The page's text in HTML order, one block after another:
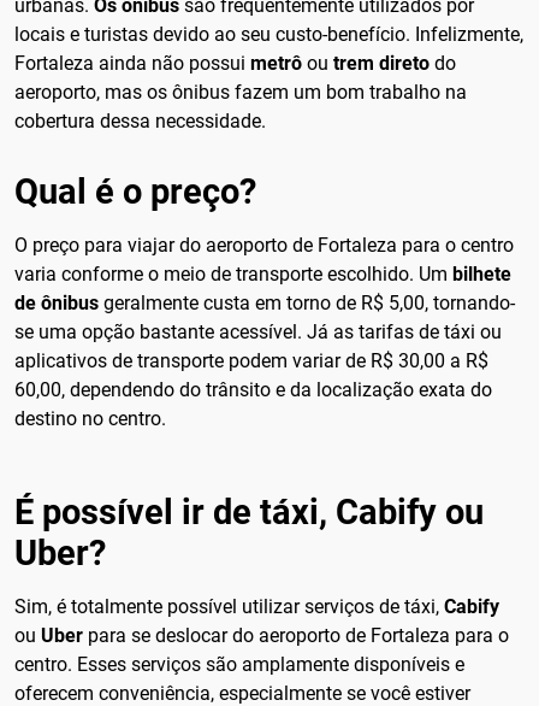
urbanas. Os ônibus são frequentemente utilizados por
locais e turistas devido ao seu custo-benefício. Infelizmente,
Fortaleza ainda não possui metrô ou trem direto do
aeroporto, mas os ônibus fazem um bom trabalho na
cobertura dessa necessidade.
Qual é o preço?
O preço para viajar do aeroporto de Fortaleza para o centro
varia conforme o meio de transporte escolhido. Um bilhete
de ônibus geralmente custa em torno de R$ 5,00, tornando-
se uma opção bastante acessível. Já as tarifas de táxi ou
aplicativos de transporte podem variar de R$ 30,00 a R$
60,00, dependendo do trânsito e da localização exata do
destino no centro.
É possível ir de táxi, Cabify ou
Uber?
Sim, é totalmente possível utilizar serviços de táxi, Cabify
ou Uber para se deslocar do aeroporto de Fortaleza para o
centro. Esses serviços são amplamente disponíveis e
oferecem conveniência, especialmente se você estiver